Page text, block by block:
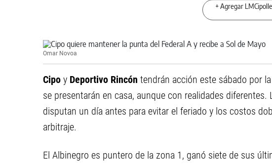
+ Agregar
Omar Novoa
Cipo y Deportivo Rincón tendrán acción este sábado por
se presentarán en casa, aunque con realidades
disputan un día antes para evitar el feriado y los costos
arbitraje.
El Albinegro es puntero de la zona 1, ganó siete de sus